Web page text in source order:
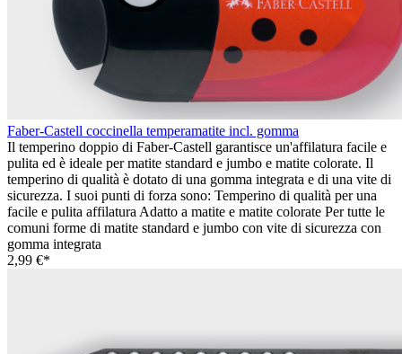
Faber-Castell coccinella temperamatite incl. gomma
Il temperino doppio di Faber-Castell garantisce un'affilatura facile e
pulita ed è ideale per matite standard e jumbo e matite colorate. Il
temperino di qualità è dotato di una gomma integrata e di una vite di
sicurezza. I suoi punti di forza sono: Temperino di qualità per una
facile e pulita affilatura Adatto a matite e matite colorate Per tutte le
comuni forme di matite standard e jumbo con vite di sicurezza con
gomma integrata
2,99 €*